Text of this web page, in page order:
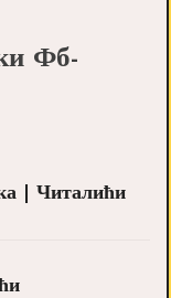
Фб-
| Читалићи